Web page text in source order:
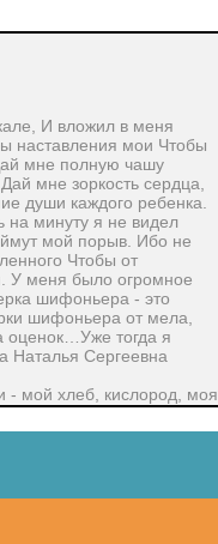
И вложил в меня
наставления мои Чтобы
мне полную чашу
мне зоркость сердца,
души каждого ребенка.
на минуту я не видел
мой порыв. Ибо не
Чтобы от
У меня было огромное
шифоньера - это
шифоньера от мела,
оценок…Уже тогда я
Наталья Сергеевна
- мой хлеб, кислород, моя
водная среда, а дети -
вода оберегает,
смысле своим